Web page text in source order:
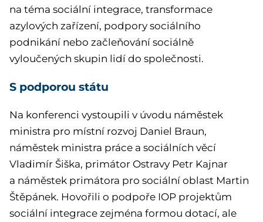
na téma sociální integrace, transformace
azylových zařízení, podpory sociálního
podnikání nebo začleňování sociálně
vyloučených skupin lidí do společnosti.
S podporou státu
Na konferenci vystoupili v úvodu náměstek
ministra pro místní rozvoj Daniel Braun,
náměstek ministra práce a sociálních věcí
Vladimír Šiška, primátor Ostravy Petr Kajnar
a náměstek primátora pro sociální oblast Martin
Štěpánek. Hovořili o podpoře IOP projektům
sociální integrace zejména formou dotací, ale